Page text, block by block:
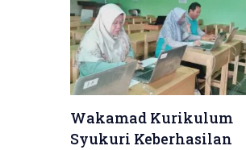
Wakamad Kurikulum
Syukuri Keberhasilan